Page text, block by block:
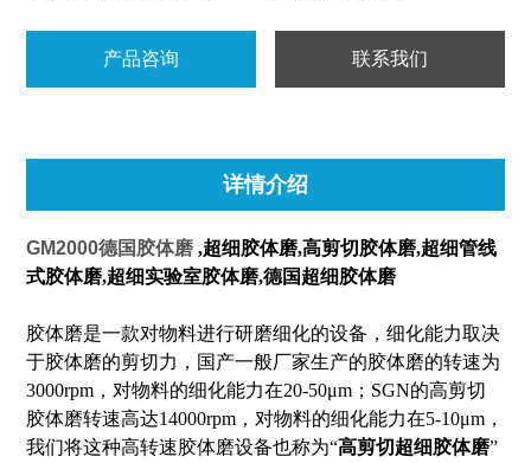
产品咨询 联系我们
详情介绍
GM2000德国胶体磨 ,超细胶体磨,高剪切胶体磨,超细管线
式胶体磨,超细实验室胶体磨,德国超细胶体磨
胶体磨是一款对物料进行研磨细化的设备，细化能力取决
于胶体磨的剪切力，国产一般厂家生产的胶体磨的转速为
3000rpm，对物料的细化能力在20-50μm；SGN的高剪切
胶体磨转速高达14000rpm，对物料的细化能力在5-10μm，
我们将这种高转速胶体磨设备也称为“高剪切超细胶体磨”